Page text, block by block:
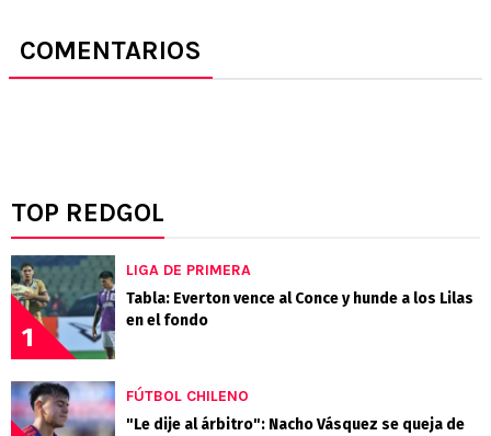
COMENTARIOS
TOP REDGOL
1
LIGA DE PRIMERA
Tabla: Everton vence al Conce y hunde a los Lilas
en el fondo
FÚTBOL CHILENO
"Le dije al árbitro": Nacho Vásquez se queja de